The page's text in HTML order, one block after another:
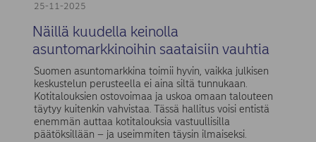
25-11-2025
Näillä kuudella keinolla
asuntomarkkinoihin saataisiin vauhtia
Suomen asuntomarkkina toimii hyvin, vaikka julkisen
keskustelun perusteella ei aina siltä tunnukaan.
Kotitalouksien ostovoimaa ja uskoa omaan talouteen
täytyy kuitenkin vahvistaa. Tässä hallitus voisi entistä
enemmän auttaa kotitalouksia vastuullisilla
päätöksillään – ja useimmiten täysin ilmaiseksi.